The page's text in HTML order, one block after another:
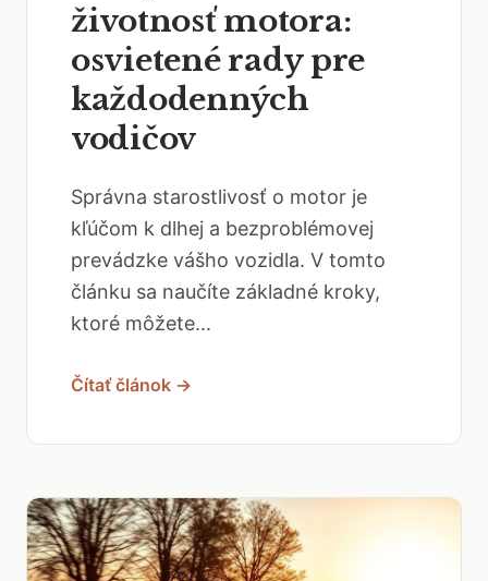
životnosť motora:
osvietené rady pre
každodenných
vodičov
Správna starostlivosť o motor je
kľúčom k dlhej a bezproblémovej
prevádzke vášho vozidla. V tomto
článku sa naučíte základné kroky,
ktoré môžete...
Čítať článok →